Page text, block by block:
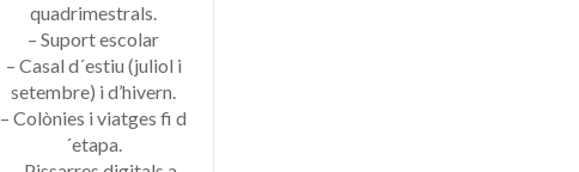
quadrimestrals.
– Suport escolar
– Casal d´estiu (juliol i
setembre) i d’hivern.
– Colònies i viatges fi d
´etapa.